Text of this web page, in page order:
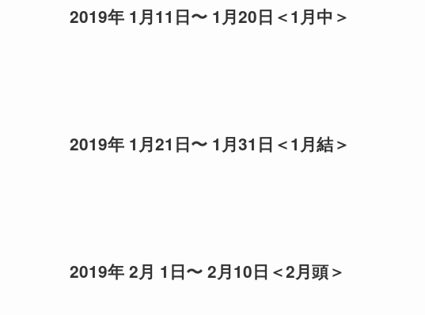
2019年 1月11日〜 1月20日＜1月中＞
2019年 1月21日〜 1月31日＜1月結＞
2019年 2月 1日〜 2月10日＜2月頭＞